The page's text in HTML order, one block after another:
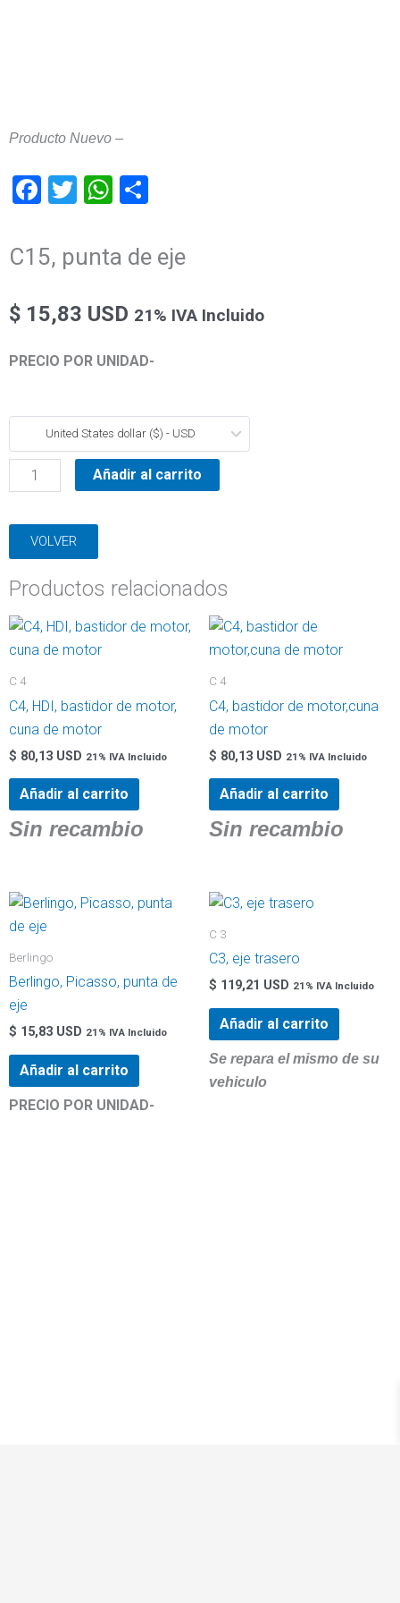
Producto Nuevo –
Facebook
TwitterWhatsApp
C15, punta de eje
$ 15,83 USD 21% IVA Incluido
PRECIO POR UNIDAD-
United States dollar ($) - USD
punta
eje
Añadir al carrito
VOLVER
Productos relacionados
C 4
C4, HDI, bastidor de motor,
cuna de motor
$ 80,13 USD 21% IVA Incluido
Añadir al carrito
Sin recambio
C 4
C4, bastidor de motor,cuna
de motor
$ 80,13 USD 21% IVA Incluido
Añadir al carrito
Sin recambio
Berlingo
Berlingo, Picasso, punta de
eje
$ 15,83 USD 21% IVA Incluido
Añadir al carrito
PRECIO POR UNIDAD-
C 3
C3, eje trasero
$ 119,21 USD 21% IVA Incluido
Añadir al carrito
Se repara el mismo de su
vehiculo